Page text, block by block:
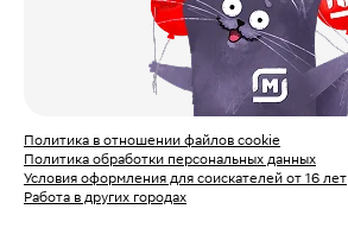
Политика в отношении файлов cookie
Политика обработки персональных данных
Условия оформления для соискателей от 16 лет
Работа в других городах